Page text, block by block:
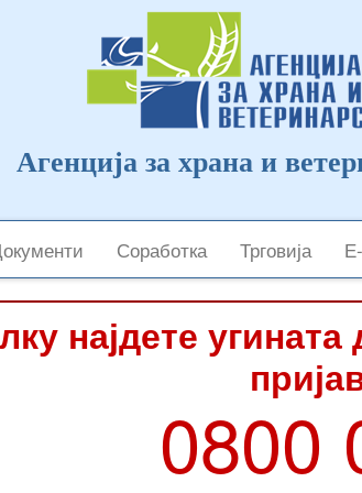
Агенција за храна и
Соработка Трговија
најдете
0800